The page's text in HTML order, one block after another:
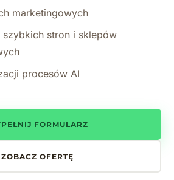
marketingowych
stron i sklepów
procesów AI
FORMULARZ
ZOBACZ OFERTĘ